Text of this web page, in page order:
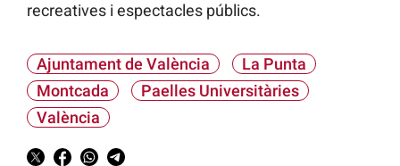
recreatives i espectacles públics.
Ajuntament de València
La Punta
Montcada
Paelles Universitàries
València